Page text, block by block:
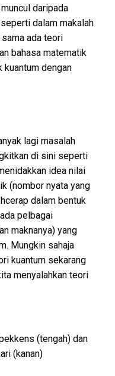
daripada
dalam makalah
ada teori
bahasa matematik
kuantum dengan
lagi masalah
di sini seperti
idea nilai
(nombor nyata yang
dalam bentuk
pelbagai
maknanya) yang
Mungkin sahaja
kuantum sekarang
menyalahkan teori
(tengah) dan
(kanan)